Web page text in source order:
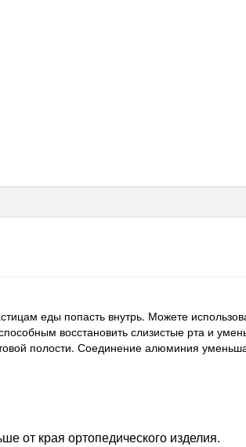
еды попасть внутрь. Можете
восстановить слизистые рта и
полости. Соединение алюминия
от края ортопедического изделия.